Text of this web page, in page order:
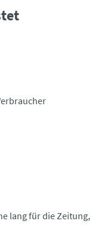
lang für die Zeitung,